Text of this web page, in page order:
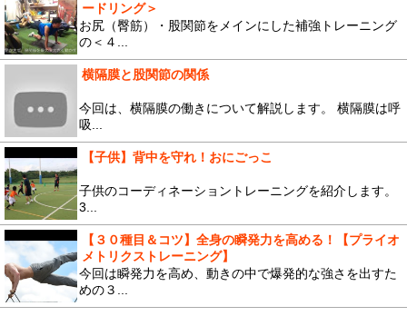
ードリング＞
お尻（臀筋）・股関節をメインにした補強トレーニング
の＜４...
横隔膜と股関節の関係
今回は、横隔膜の働きについて解説します。 横隔膜は呼
吸...
【子供】背中を守れ！おにごっこ
子供のコーディネーショントレーニングを紹介します。
3...
【３０種目＆コツ】全身の瞬発力を高める！【プライオ
メトリクストレーニング】
今回は瞬発力を高め、動きの中で爆発的な強さを出すた
めの３...